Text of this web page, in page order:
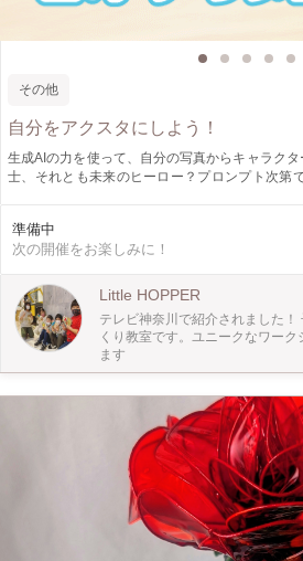
その他
自分をアクスタにしよう！
生成AIの力を使って、自分の写真からキャラク
士、それとも未来のヒーロー？プロンプト次第
です。
準備中
次の開催をお楽しみに！
Little HOPPER
テレビ神奈川で紹介されました
くり教室です。ユニークなワー
ます